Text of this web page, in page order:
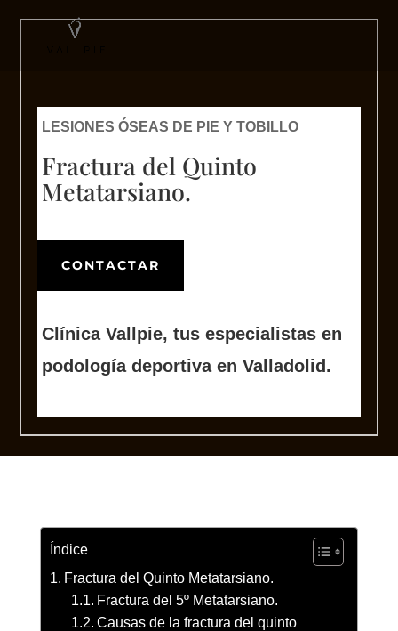
LESIONES ÓSEAS DE PIE Y TOBILLO
Fractura del Quinto
Metatarsiano.
CONTACTAR
Clínica Vallpie, tusespecialistas en
podología deportiva en Valladolid.
Índice
Fractura del Quinto Metatarsiano.
Fractura del 5º Metatarsiano.
Causas de la fractura del quinto